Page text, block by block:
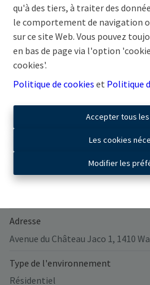
qu'à des tiers, à traiter des
le comportement de navigation
sur ce site Web. Vous pouvez
en bas de page via l'option
cookies'.
Politique de cookies et Politique
Accepter tous
Les cookies
Modifier les
Partager
Général
Nombre de chambres
Adresse
Avenue du Château Jaco 1, 1410
Type de l'environnement
Résidentiel